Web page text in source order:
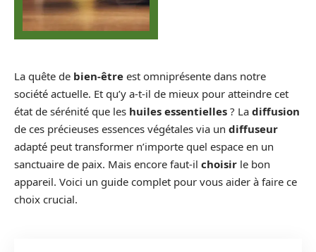
La quête de bien-être est omniprésente dans notre
société actuelle. Et qu’y a-t-il de mieux pour atteindre cet
état de sérénité que les huiles essentielles ? La diffusion
de ces précieuses essences végétales via un diffuseur
adapté peut transformer n’importe quel espace en un
sanctuaire de paix. Mais encore faut-il choisir le bon
appareil. Voici un guide complet pour vous aider à faire ce
choix crucial.